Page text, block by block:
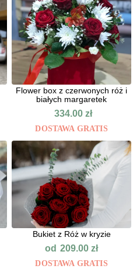
Flower box z czerwonych róż i
białych margaretek
334.00zł
DOSTAWA GRATIS
Bukiet z Róż w kryzie
od 209.00zł
DOSTAWA GRATIS